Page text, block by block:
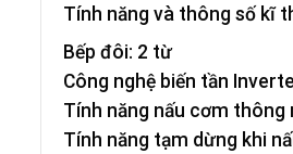
Tính năng và thông số kĩ
Bếp đôi: 2 từ
Công nghệ biến tần
Tính năng nấu cơm thông
Tính năng tạm dừng khi